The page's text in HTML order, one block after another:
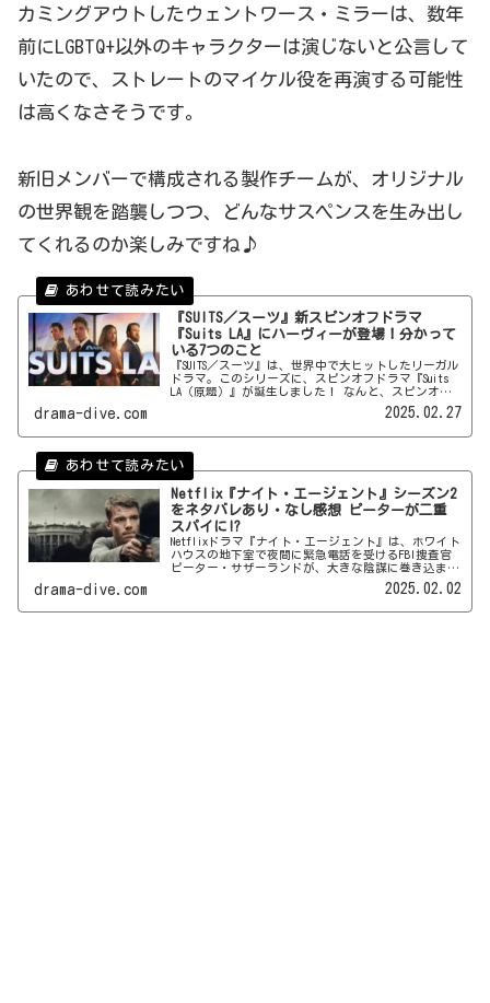
カミングアウトしたウェントワース・ミラーは、数年
前にLGBTQ+以外のキャラクターは演じないと公言して
いたので、ストレートのマイケル役を再演する可能性
は高くなさそうです。
新旧メンバーで構成される製作チームが、オリジナル
の世界観を踏襲しつつ、どんなサスペンスを生み出し
てくれるのか楽しみですね♪
『SUITS／スーツ』新スピンオフドラマ
『Suits LA』にハーヴィーが登場！分かって
いる7つのこと
『SUITS／スーツ』は、世界中で大ヒットしたリーガル
ドラマ。このシリーズに、スピンオフドラマ『Suits
LA（原題）』が誕生しました！ なんと、スピンオフ
にはガブリエル・マクトがハーヴィー役でカムバック
♪そこで、スピンオフについて分かっていることを紹
drama-dive.com 2025.02.27
Netflix『ナイト・エージェント』シーズン2
をネタバレあり・なし感想 ピーターが二重
スパイに!?
Netflixドラマ『ナイト・エージェント』は、ホワイト
ハウスの地下室で夜間に緊急電話を受けるFBI捜査官
ピーター・サザーランドが、大きな陰謀に巻き込まれ
ていく人気シリーズ。シーズン2では何が起こるの
か、ネタバレあり・なしで考察していきます。
drama-dive.com 2025.02.02